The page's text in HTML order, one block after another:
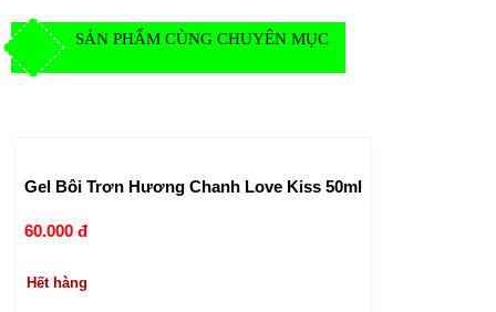
SẢN PHẨM CÙNG CHUYÊN MỤC
Gel Bôi Trơn Hương Chanh Love Kiss 50ml
60.000 đ
Hết hàng